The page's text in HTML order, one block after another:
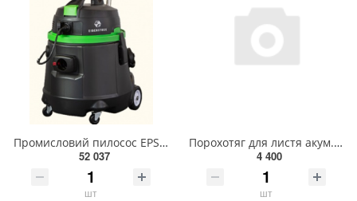
Промисловий пилосос EPS 50
52 037
шт
Порохотяг для листя акум. YATO: 12500 об/хв, продуктивність- 8 м³/хв, збірник- 45 л(БЕЗ АКУМУЛЯТОРА)
4 400
шт